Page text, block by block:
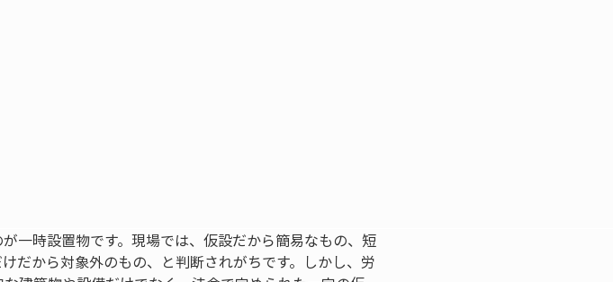
一時設置物です。現場では、仮設だから簡易なもの、短
だから対象外のもの、と判断されがちです。しかし、労